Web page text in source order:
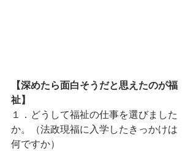
【深めたら面白そうだと思えたのが福
祉】
１．どうして福祉の仕事を選びました
か。（法政現福に入学したきっかけは
何ですか）